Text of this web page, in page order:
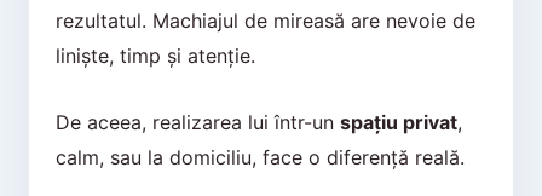
rezultatul. Machiajul de mireasă are nevoie de
liniște, timp și atenție.
De aceea, realizarea lui într-un spațiu privat,
calm, sau la domiciliu, face o diferență reală.